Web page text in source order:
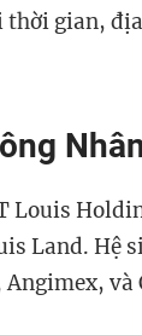
gian,
Louis
Land.
và